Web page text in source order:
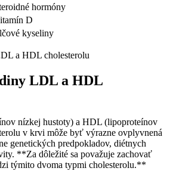
hormóny
D
kyseliny
LDL a HDL
nízkej hustoty) a HDL (lipoproteínov
v krvi môže byť výrazne ovplyvnená
genetických predpokladov, diétnych
**Za dôležité sa považuje zachovať
týmito dvoma typmi cholesterolu.**